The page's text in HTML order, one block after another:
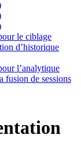
le ciblage
d’historique
l’analytique
fusion de sessions